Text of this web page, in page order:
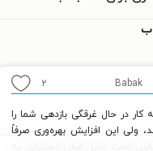
Babak ۲
در حال غرقگی بازدهی شما را
ولی این افزایش بهره‌وری صرفاً